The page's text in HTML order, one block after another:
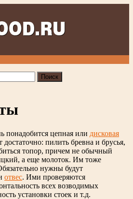
понадобится цепная или дисковая
пилить бревна и брусья,
топор, причем не обычный
а еще молоток. Им тоже
нужны будут
отвес. Ими проверяются
всех возводимых
установки стоек и т.д.